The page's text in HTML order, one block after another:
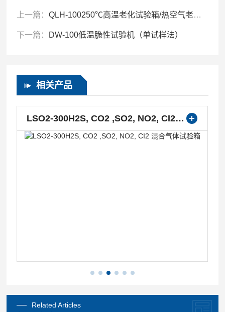
上一篇：QLH-100250℃高温老化试验箱/热空气老化箱
下一篇： DW-100低温脆性试验机（单试样法）
相关产品
LSO2-300H2S, CO2 ,SO2, NO2, CI2 混合气体试验箱
Related Articles